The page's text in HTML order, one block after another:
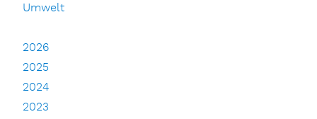
Umwelt
2026
2025
2024
2023